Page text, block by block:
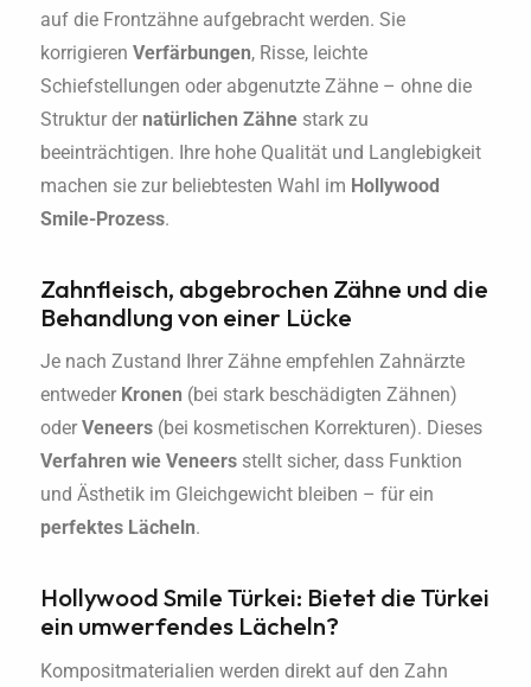
auf die Frontzähne aufgebracht werden. Sie
korrigieren Verfärbungen, Risse, leichte
Schiefstellungen oder abgenutzte Zähne – ohne die
Struktur der natürlichen Zähne stark zu
beeinträchtigen. Ihre hohe Qualität und Langlebigkeit
machen sie zur beliebtesten Wahl im Hollywood
Smile-Prozess.
Zahnfleisch, abgebrochen Zähne und die
Behandlung von einer Lücke
Je nach Zustand Ihrer Zähne empfehlen Zahnärzte
entweder Kronen (bei stark beschädigten Zähnen)
oder Veneers (bei kosmetischen Korrekturen). Dieses
Verfahren wie Veneers stellt sicher, dass Funktion
und Ästhetik im Gleichgewicht bleiben – für ein
perfektes Lächeln.
Hollywood Smile Türkei: Bietet die Türkei
ein umwerfendes Lächeln?
Kompositmaterialien werden direkt auf den Zahn